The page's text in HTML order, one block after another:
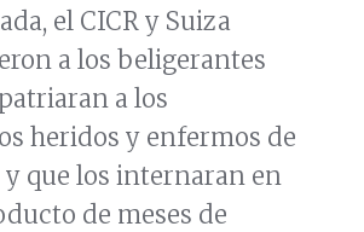
el CICR y Suiza
a los beligerantes
a los
heridos y enfermos de
y que los internaran en
de meses de